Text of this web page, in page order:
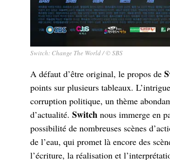
Switch: Change The World / © SBS
A défaut d’être original, le propos de
points sur plusieurs tableaux.
corruption politique, un thème
d’actualité. Switch nous immerge en
possibilité de nombreuses scènes
de l’eau, qui promet là encore des
l’écriture, la réalisation et